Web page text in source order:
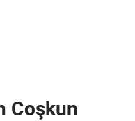
Coşkun